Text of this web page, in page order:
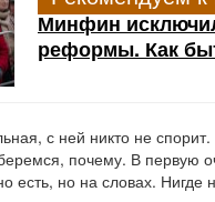
Минфин
реформы. Как
с ней никто не
почему. В первую
есть, но на словах. Нигде